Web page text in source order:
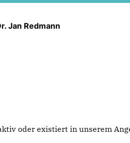
Jan Redmann
oder existiert in unserem